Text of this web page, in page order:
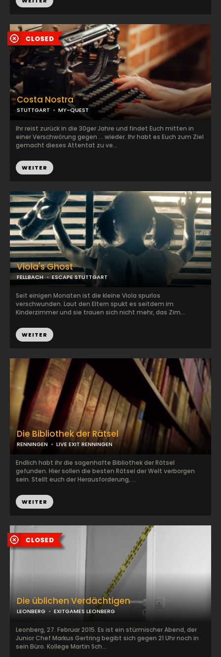
Costa Nostra
STUTTGART MY-QUEST
Ihr reist zurück in die 30ger Jahre und findet Euch mitten in
einer Verschwörung gegen … wieder. Ihr habt es Euch zum Ziel
gemacht dieses Attentat zu ve...
WEITER
Viola's Ghost
FELLBACH ESCAPE STUTTGART
Seit einigen Monaten ist die kleine Viola spurlos
verschwunden. Laut den Eltern spukt es seitdem im
Kinderzimmer und sie trauen sich nicht mehr, das Zim...
WEITER
Die Bibliothek der Rätsel
RENNINGEN LIVE EXIT RENNINGEN
Endlich habt ihr die sagenhafte Bibliothek der Rätsel
gefunden. Hier sollen die besten Rätsel der Welt verborgen
sein. Stellt euch der Herausforderung, ...
WEITER
Die üblichen Verdächtigen
LEONBERG EXITGAMES LEONBERG
Leonberg, 27. Februar 2015. Es ist ein stürmischer Abend, der
Junior Chef Markus Gertring begibt sich gegen 21 Uhr noch in
sein Büro. Kollege Martin Sch...